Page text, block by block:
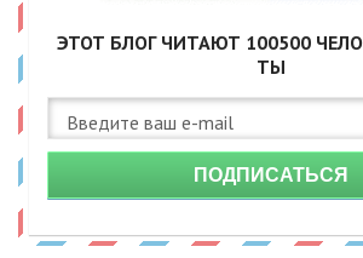
ЭТОТ БЛОГ ЧИТАЮТ 100500
ТЫ
ПОДПИСАТЬСЯ